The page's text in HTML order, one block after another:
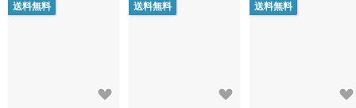
送料無料 送料無料 送料無料